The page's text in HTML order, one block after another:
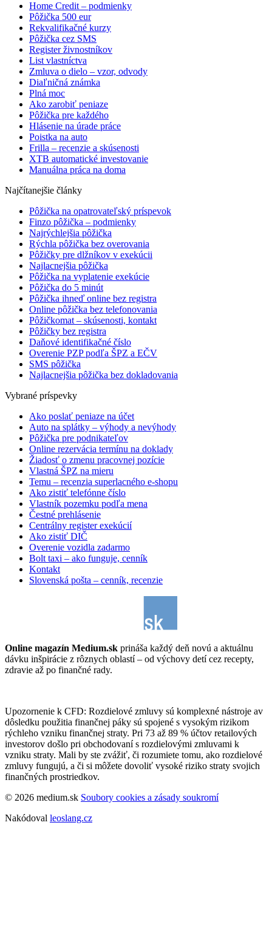
Home Credit – podmienky
Pôžička 500 eur
Rekvalifikačné kurzy
Pôžička cez SMS
Register živnostníkov
List vlastníctva
Zmluva o dielo – vzor, odvody
Diaľničná známka
Plná moc
Ako zarobiť peniaze
Pôžička pre každého
Hlásenie na úrade práce
Poistka na auto
Frilla – recenzie a skúsenosti
XTB automatické investovanie
Manuálna práca na doma
Najčítanejšie články
Pôžička na opatrovateľský príspevok
Finzo pôžička – podmienky
Najrýchlejšia pôžička
Rýchla pôžička bez overovania
Pôžičky pre dlžníkov v exekúcii
Najlacnejšia pôžička
Pôžička na vyplatenie exekúcie
Pôžička do 5 minút
Pôžička ihneď online bez registra
Online pôžička bez telefonovania
Pôžičkomat – skúsenosti, kontakt
Pôžičky bez registra
Daňové identifikačné číslo
Overenie PZP podľa ŠPZ a EČV
SMS pôžička
Najlacnejšia pôžička bez dokladovania
Vybrané príspevky
Ako poslať peniaze na účet
Auto na splátky – výhody a nevýhody
Pôžička pre podnikateľov
Online rezervácia termínu na doklady
Žiadosť o zmenu pracovnej pozície
Vlastná ŠPZ na mieru
Temu – recenzia superlacného e-shopu
Ako zistiť telefónne číslo
Vlastník pozemku podľa mena
Čestné prehlásenie
Centrálny register exekúcií
Ako zistiť DIČ
Overenie vozidla zadarmo
Bolt taxi – ako funguje, cenník
Kontakt
Slovenská pošta – cenník, recenzie
Online magazín Medium.sk prináša každý deň novú a aktuálnu
dávku inšpirácie z rôznych oblastí – od výchovy detí cez recepty,
zdravie až po finančné rady.
Upozornenie k CFD: Rozdielové zmluvy sú komplexné nástroje av
dôsledku použitia finančnej páky sú spojené s vysokým rizikom
rýchleho vzniku finančnej straty. Pri 73 až 89 % účtov retailových
investorov došlo pri obchodovaní s rozdielovými zmluvami k
vzniku straty. Mali by ste zvážiť, či rozumiete tomu, ako rozdielové
zmluvy fungujú, a či si môžete dovoliť vysoké riziko straty svojich
finančných prostriedkov.
© 2026 medium.sk Soubory cookies a zásady soukromí
Nakódoval leoslang.cz